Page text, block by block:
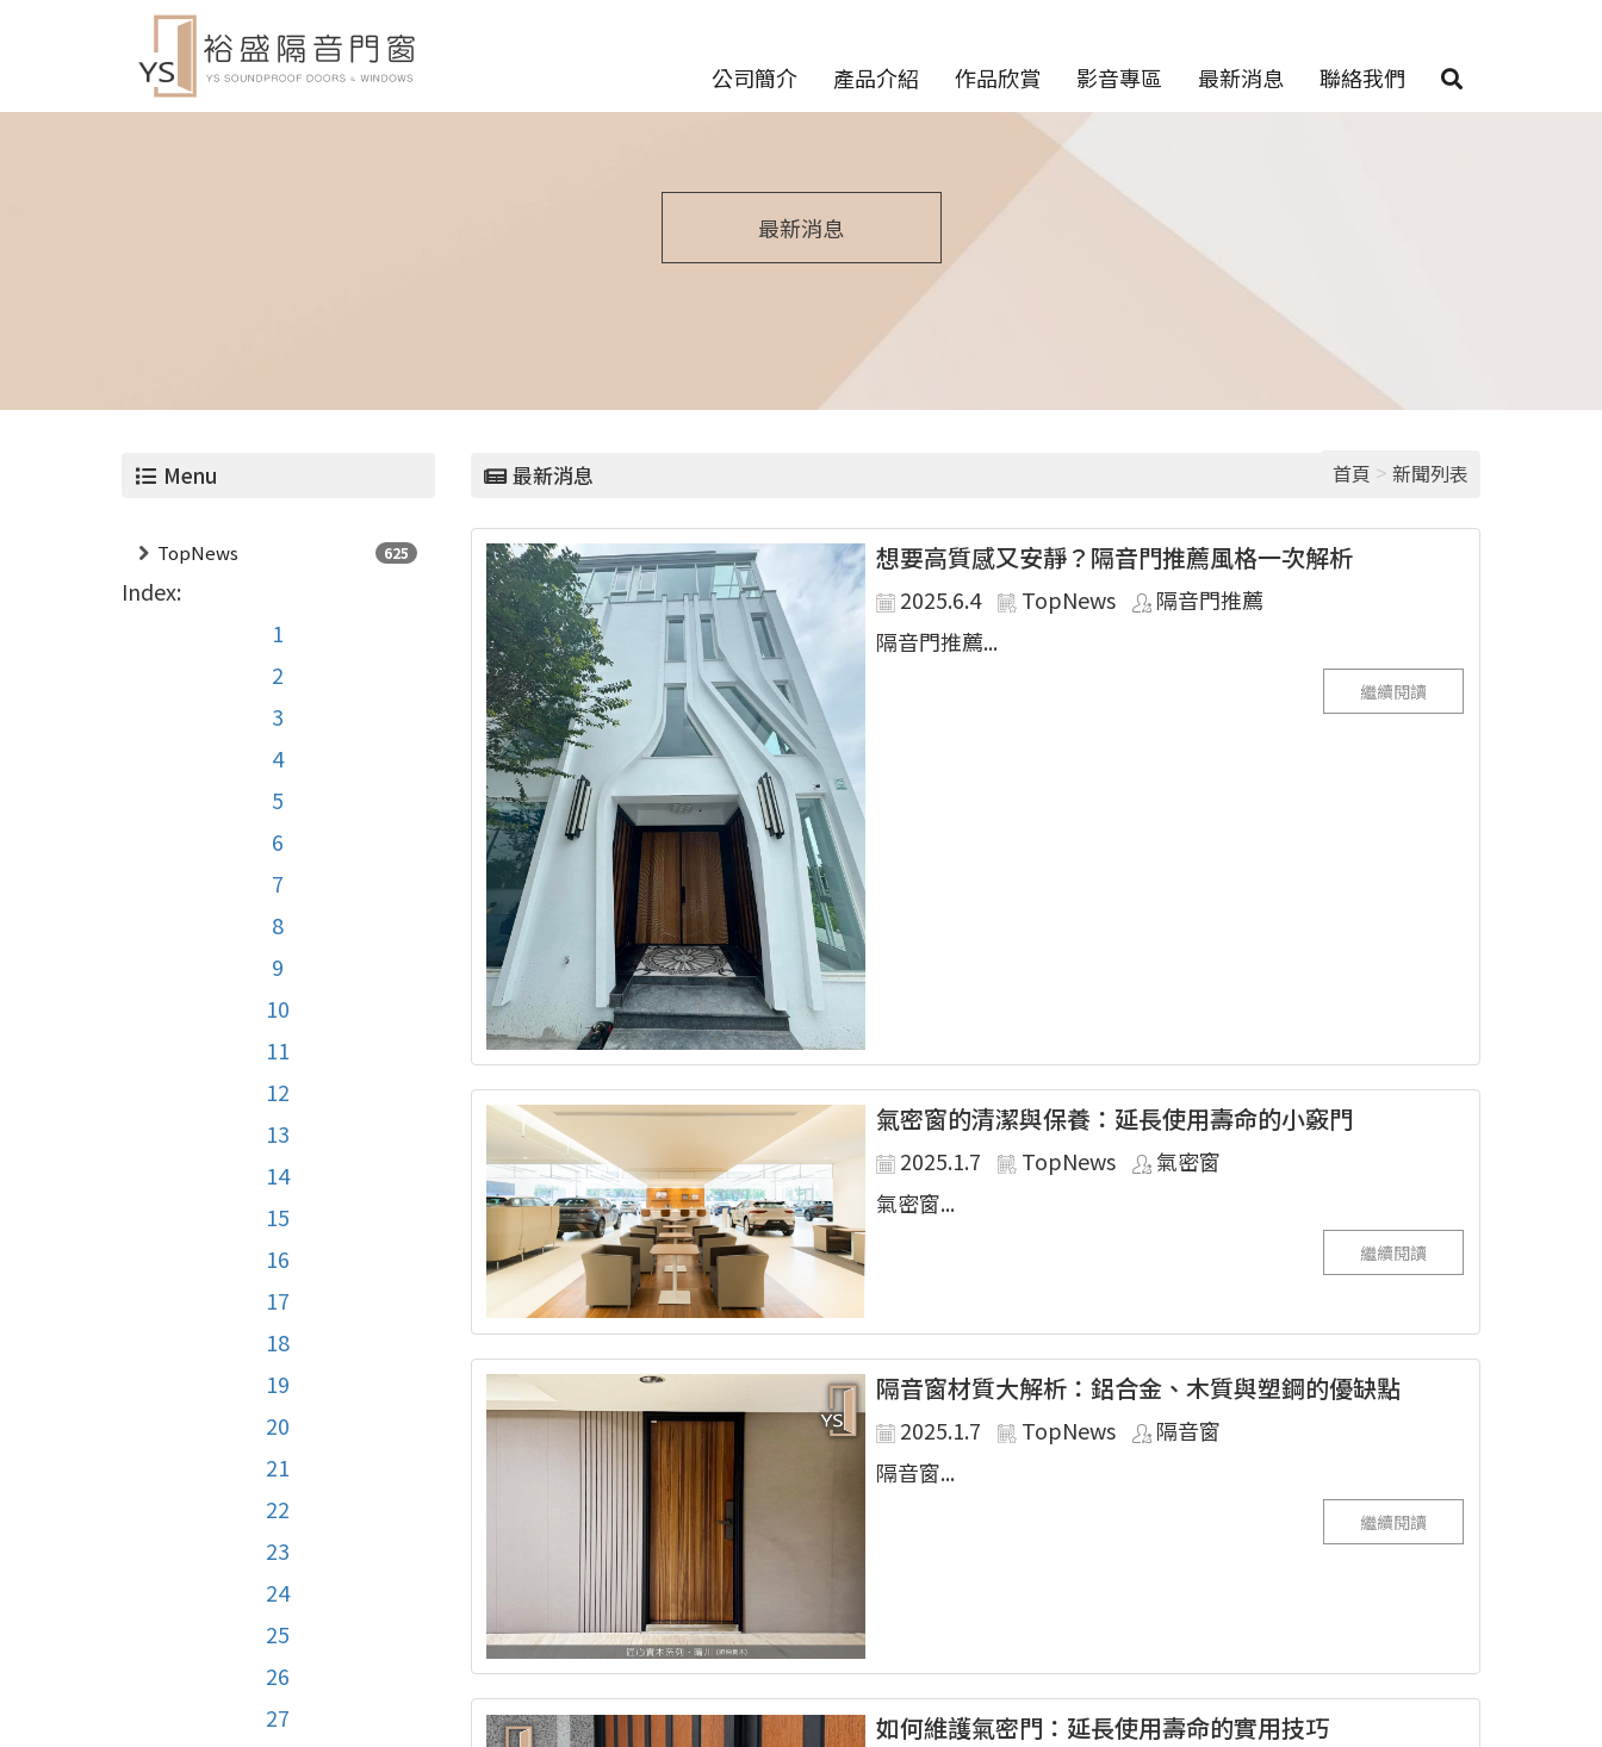
公司簡介 產品介紹 作品欣賞 影音專區 最新消息 聯絡我們
最新消息
Menu
TopNews 625
Index:
1
2
3
4
5
6
7
8
9
10
11
12
13
14
15
16
17
18
19
20
21
22
23
24
25
26
27
最新消息 首頁 > 新聞列表
想要高質感又安靜？隔音門推薦風格一次解析
2025.6.4 TopNews
隔音門推薦
隔音門推薦...
繼續閱讀
氣密窗的清潔與保養：延長使用壽命的小竅門
2025.1.7 TopNews
氣密窗
氣密窗...
繼續閱讀
隔音窗材質大解析：鋁合金、木質與塑鋼的優缺點
2025.1.7 TopNews
隔音窗
隔音窗...
繼續閱讀
如何維護氣密門：延長使用壽命的實用技巧